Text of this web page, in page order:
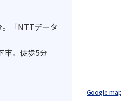
「NTTデータ
車。徒歩5分
Google